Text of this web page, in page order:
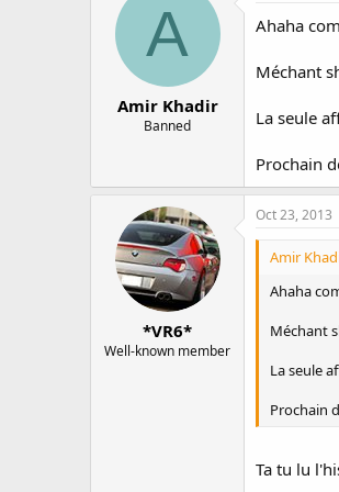
A
Amir Khadir
Banned
Ahaha
Méchant
La seule
Prochain
*VR6*
Well-known member
Oct 23, 2013
Amir
Ahaha
Méchant
La seule
Prochain
Ta tu lu